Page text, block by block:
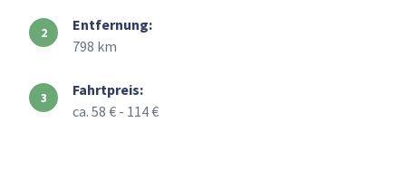
Entfernung:
798 km
Fahrtpreis:
ca. 58 € - 114 €